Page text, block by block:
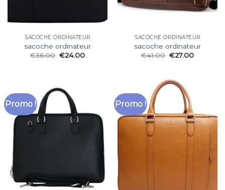
SACOCHE ORDINATEUR
sacoche ordinateur
€36.00 €24.00
SACOCHE ORDINATEUR
sacoche ordinateur
€41.00 €27.00
Promo ! Promo !